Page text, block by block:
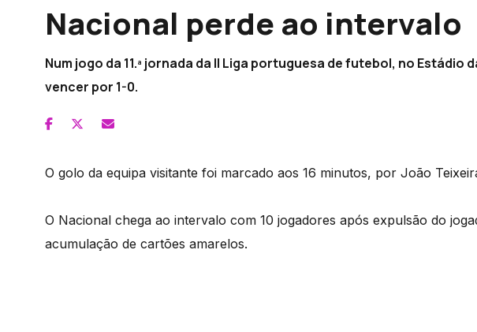
Nacional perde ao intervalo
Num jogo da 11.ª jornada da II Liga portuguesa de futebol, no Estádio
vencer por 1-0.
O golo da equipa visitante foi marcado aos 16 minutos, por João
O Nacional chega ao intervalo com 10 jogadores após expulsão do
acumulação de cartões amarelos.